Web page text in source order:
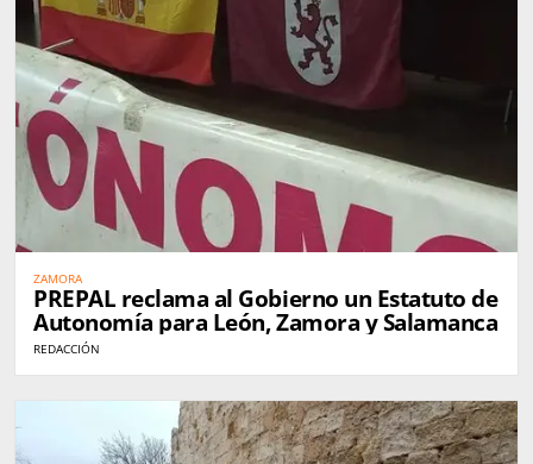
ZAMORA
PREPAL reclama al Gobierno un Estatuto de
Autonomía para León, Zamora y Salamanca
REDACCIÓN